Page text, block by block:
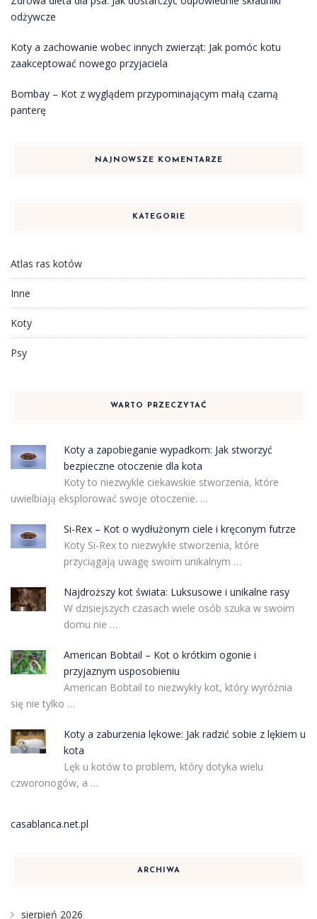
odżywcze
Koty a zachowanie wobec innych zwierząt: Jak pomóc kotu
zaakceptować nowego przyjaciela
Bombay – Kot z wyglądem przypominającym małą czarną
panterę
NAJNOWSZE KOMENTARZE
KATEGORIE
Atlas ras kotów
Inne
Koty
Psy
WARTO PRZECZYTAĆ
Koty a zapobieganie wypadkom: Jak stworzyć
bezpieczne otoczenie dla kota
Koty to niezwykle ciekawskie stworzenia, które
uwielbiają eksplorować swoje otoczenie. …
Si-Rex – Kot o wydłużonym ciele i kręconym futrze
Koty Si-Rex to niezwykłe stworzenia, które
przyciągają uwagę swoim unikalnym …
Najdroższy kot świata: Luksusowe i unikalne rasy
W dzisiejszych czasach wiele osób szuka w swoim
domu nie …
American Bobtail – Kot o krótkim ogonie i
przyjaznym usposobieniu
American Bobtail to niezwykły kot, który wyróżnia
się nie tylko …
Koty a zaburzenia lękowe: Jak radzić sobie z lękiem u
kota
Lęk u kotów to problem, który dotyka wielu
czworonogów, a …
casablanca.net.pl
ARCHIWA
sierpień 2026